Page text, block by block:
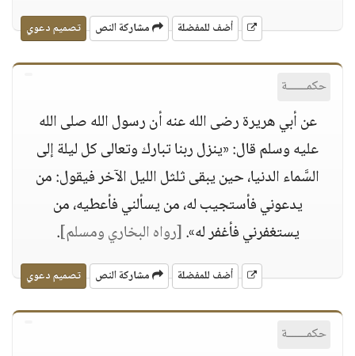
أضف للمفضلة مشاركة النص تصميم دعوي
حكمــــــة
عن أبي هريرة رضى الله عنه أن رسول الله صلى الله
عليه وسلم قال: «ينزل ربنا تبارك وتعالى كل ليلة إلى
السَّماء الدنيا، حين يبقى ثلثل الليل الآخر فيقول: من
يدعوني فأستجيب له، من يسألني فأعطيه، من
يستغفرني فأغفر له».[رواه البخاري ومسلم].
أضف للمفضلة مشاركة النص تصميم دعوي
حكمــــــة